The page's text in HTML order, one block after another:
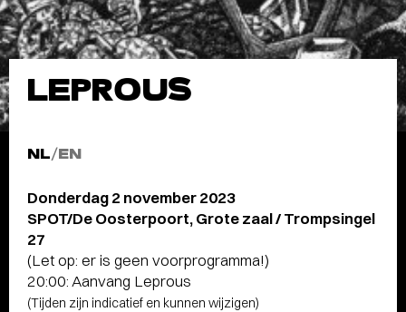
LEPROUS
NL/EN
Donderdag 2 november 2023
SPOT/De Oosterpoort, Grote zaal / Trompsingel
27
(Let op: er is geen voorprogramma!)
20:00: Aanvang Leprous
(Tijden zijn indicatief en kunnen wijzigen)